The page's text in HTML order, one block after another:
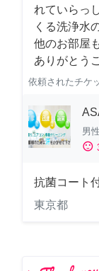
れていらっ
くる洗浄水
他のお部屋
ありがとう
依頼されたチケ
男性
sentiment_satisfied
抗菌コート
東京都